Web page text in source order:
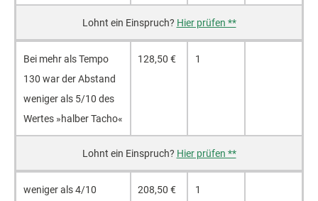
Hier prüfen **
Bei mehr als Tempo
130 war der Abstand
weniger als 5/10 des
Wertes »halber Tacho«
128,50 € 1
Hier prüfen **
weniger als 4/10 208,50 € 1